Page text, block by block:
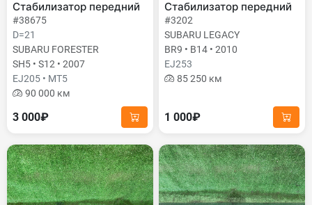
Стабилизатор передний
#38675
D=21
SUBARU FORESTER
SH5 • S12 • 2007
EJ205 • MT5
90 000 км
3 000₽
Стабилизатор передний
#3202
SUBARU LEGACY
BR9 • B14 • 2010
EJ253
85 250 км
1 000₽